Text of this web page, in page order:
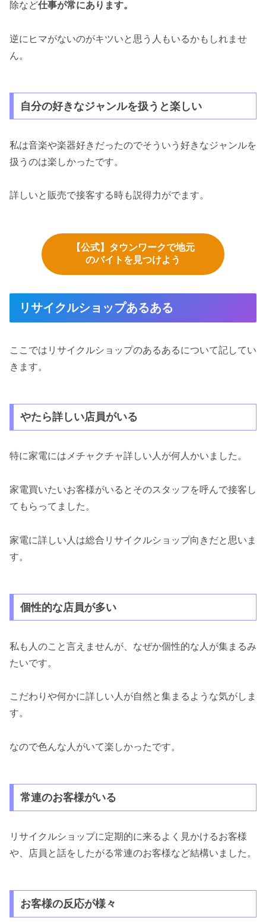
除など仕事が常にあります。
逆にヒマがないのがキツいと思う人もいるかもしれませ
ん。
自分の好きなジャンルを扱うと楽しい
私は音楽や楽器好きだったのでそういう好きなジャンルを
扱うのは楽しかったです。
詳しいと販売で接客する時も説得力がでます。
【公式】タウンワークで地元
のバイトを見つけよう
リサイクルショップあるある
ここではリサイクルショップのあるあるについて記してい
きます。
やたら詳しい店員がいる
特に家電にはメチャクチャ詳しい人が何人かいました。
家電買いたいお客様がいるとそのスタッフを呼んで接客し
てもらってました。
家電に詳しい人は総合リサイクルショップ向きだと思いま
す。
個性的な店員が多い
私も人のこと言えませんが、なぜか個性的な人が集まるみ
たいです。
こだわりや何かに詳しい人が自然と集まるような気がしま
す。
なので色んな人がいて楽しかったです。
常連のお客様がいる
リサイクルショップに定期的に来るよく見かけるお客様
や、店員と話をしたがる常連のお客様など結構いました。
お客様の反応が様々